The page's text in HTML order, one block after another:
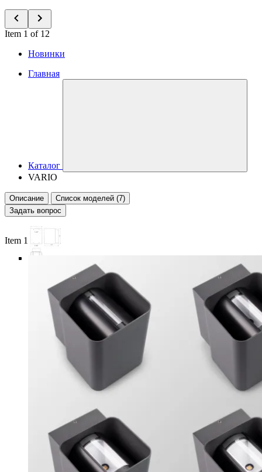
Item 1 of 12
Новинки
Главная
Каталог
VARIO
Описание
Список моделей (7)
Задать вопрос
Item 1 of 6